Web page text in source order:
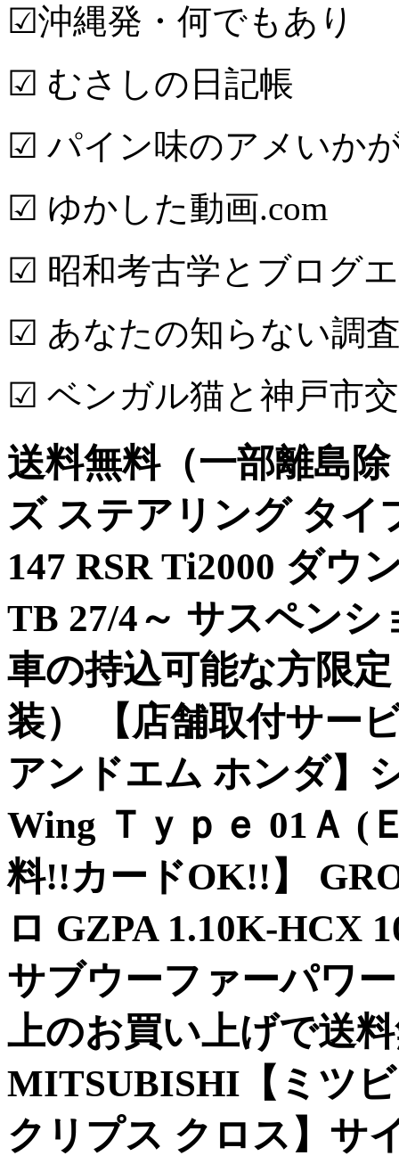
☑沖縄発・何でもあり
☑ むさしの日記帳
☑ パイン味のアメいか
☑ ゆかした動画.com
☑ 昭和考古学とブログ
☑ あなたの知らない調
☑ ベンガル猫と神戸市
送料無料（一部離島
ズ ステアリング タイ
147 RSR Ti2000 ダウ
TB 27/4～ サスペンシ
車の持込可能な方限
装） 【店舗取付サー
アンドエム ホンダ】
Wing Ｔｙｐｅ 01Ａ (
料!!カードOK!!】
ロ GZPA 1.10K-HCX
サブウーファーパワ
上のお買い上げで送
MITSUBISHI【ミツ
クリプス クロス】サ